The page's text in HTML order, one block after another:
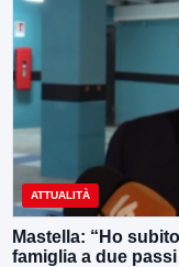
ATTUALITÀ
Mastella: “Ho
famiglia a due